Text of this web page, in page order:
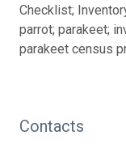
Checklist;
parrot; parakeet;
parakeet census
Contacts